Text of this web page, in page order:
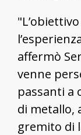
affermò
venne
passanti a
di metallo,
gremito di